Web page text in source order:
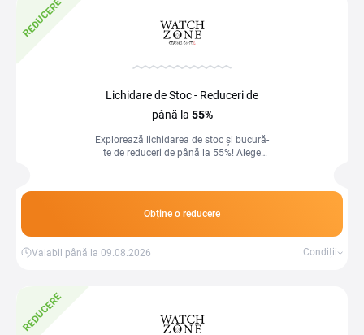
REDUCERE
Lichidare de Stoc - Reduceri de
până la 55%
Explorează lichidarea de stoc și bucură-
te de reduceri de până la 55%! Alege
Obține o reducere
Valabil până la 09.08.2026 Condiții
REDUCERE